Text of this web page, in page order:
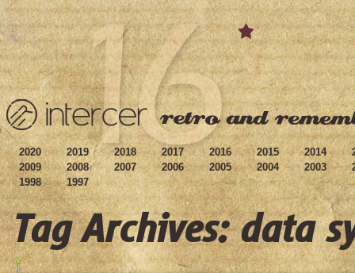
2020 2019 2018 2017 2016 2015 2014
2009
2008 2007 2006 2005 2004 2003
1998
1997
Tag Archives: data